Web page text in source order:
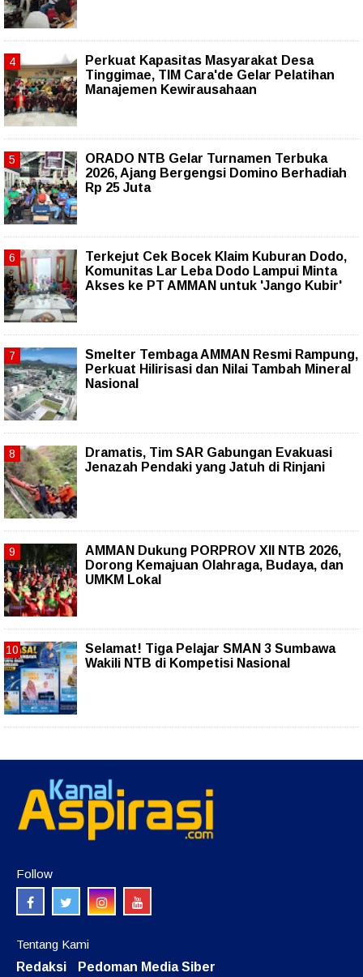
Perkuat Kapasitas Masyarakat Desa
Tinggimae, TIM Cara'de Gelar Pelatihan
Manajemen Kewirausahaan
ORADO NTB Gelar Turnamen Terbuka
2026, Ajang Bergengsi Domino Berhadiah
Rp 25 Juta
Terkejut Cek Bocek Klaim Kuburan Dodo,
Komunitas Lar Leba Dodo Lampui Minta
Akses ke PT AMMAN untuk 'Jango Kubir'
Smelter Tembaga AMMAN Resmi Rampung,
Perkuat Hilirisasi dan Nilai Tambah Mineral
Nasional
Dramatis, Tim SAR Gabungan Evakuasi
Jenazah Pendaki yang Jatuh di Rinjani
AMMAN Dukung PORPROV XII NTB 2026,
Dorong Kemajuan Olahraga, Budaya, dan
UMKM Lokal
Selamat! Tiga Pelajar SMAN 3 Sumbawa
Wakili NTB di Kompetisi Nasional
Follow
Tentang Kami
Redaksi
Pedoman Media Siber